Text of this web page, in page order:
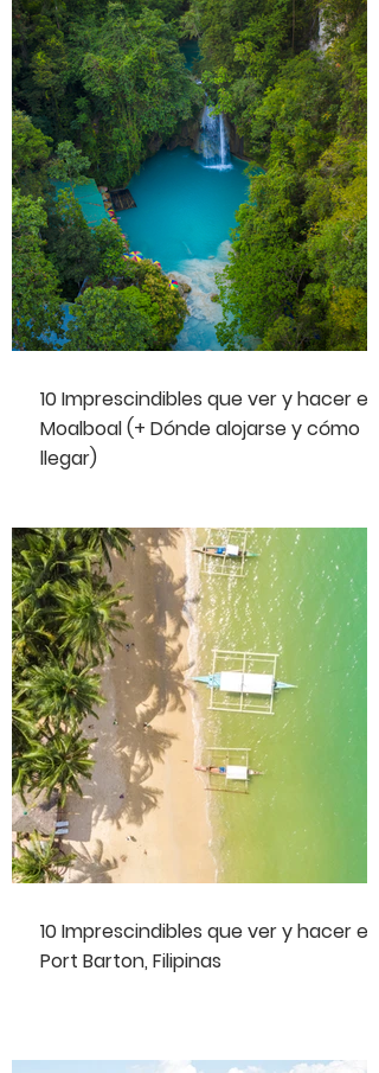
10 Imprescindibles que ver y hacer en
Moalboal (+ Dónde alojarse y cómo
llegar)
10 Imprescindibles que ver y hacer en
Port Barton, Filipinas